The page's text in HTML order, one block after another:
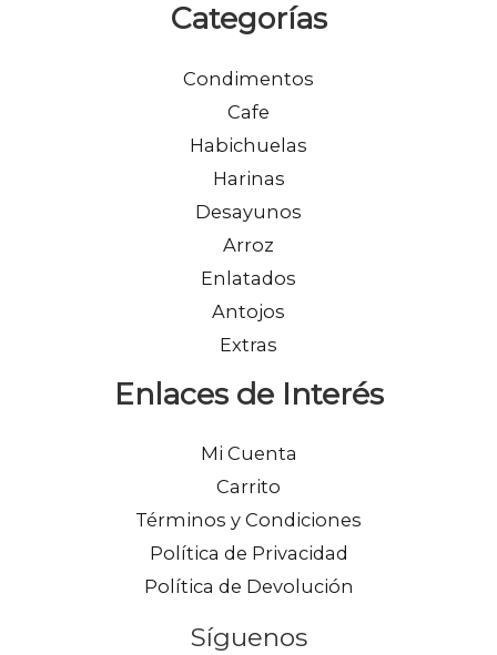
Categorías
Condimentos
Cafe
Habichuelas
Harinas
Desayunos
Arroz
Enlatados
Antojos
Extras
Enlaces de Interés
Mi Cuenta
Carrito
Términos y Condiciones
Política de Privacidad
Política de Devolución
Síguenos